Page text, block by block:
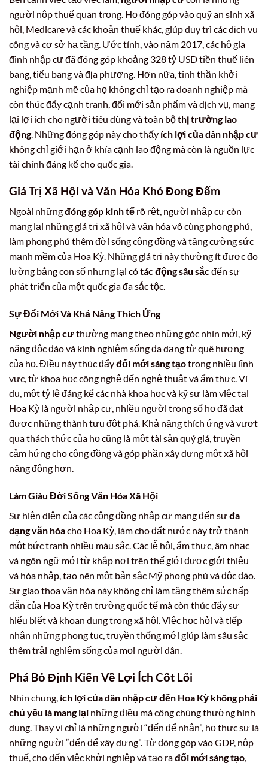
người nộp thuế quan trọng. Họ đóng góp vào quỹ an sinh xã
hội, Medicare và các khoản thuế khác, giúp duy trì các dịch vụ
công và cơ sở hạ tầng. Ước tính, vào năm 2017, các hộ gia
đình nhập cư đã đóng góp khoảng 328 tỷ USD tiền thuế liên
bang, tiểu bang và địa phương. Hơn nữa, tinh thần khởi
nghiệp mạnh mẽ của họ không chỉ tạo ra doanh nghiệp mà
còn thúc đẩy cạnh tranh, đổi mới sản phẩm và dịch vụ, mang
lại lợi ích cho người tiêu dùng và toàn bộthị trường lao
động. Những đóng góp này cho thấy ích lợi của dân nhập cư
không chỉ giới hạn ở khía cạnh lao động mà còn là nguồn lực
tài chính đáng kể cho quốc gia.
Giá Trị Xã Hội và Văn Hóa Khó Đong Đếm
Ngoài nhữngđóng góp kinh tế rõ rệt, người nhập cư còn
mang lại những giá trị xã hội và văn hóa vô cùng phong phú,
làm phong phú thêm đời sống cộng đồng và tăng cường sức
mạnh mềm của Hoa Kỳ. Những giá trị này thường ít được đo
lường bằng con số nhưng lại cótác động sâu sắcđến sự
phát triển của một quốc gia đa sắc tộc.
Sự Đổi Mới Và Khả Năng Thích Ứng
Người nhập cưthường mang theo những góc nhìn mới, kỹ
năng độc đáo và kinh nghiệm sống đa dạng từ quê hương
của họ. Điều này thúc đẩyđổi mới sáng tạotrong nhiều lĩnh
vực, từ khoa học công nghệ đến nghệ thuật và ẩm thực. Ví
dụ, một tỷ lệ đáng kể các nhà khoa học và kỹ sư làm việc tại
Hoa Kỳ là người nhập cư, nhiều người trong số họ đã đạt
được những thành tựu đột phá. Khả năng thích ứng và vượt
qua thách thức của họ cũng là một tài sản quý giá, truyền
cảm hứng cho cộng đồng và góp phần xây dựng một xã hội
năng động hơn.
Làm Giàu Đời Sống Văn Hóa Xã Hội
Sự hiện diện của các cộng đồng nhập cư mang đến sựđa
dạng văn hóacho Hoa Kỳ, làm cho đất nước này trở thành
một bức tranh nhiều màu sắc. Các lễ hội, ẩm thực, âm nhạc
và ngôn ngữ mới từ khắp nơi trên thế giới được giới thiệu
và hòa nhập, tạo nên một bản sắc Mỹ phong phú và độc đáo.
Sự giao thoa văn hóa này không chỉ làm tăng thêm sức hấp
dẫn của Hoa Kỳ trên trường quốc tế mà còn thúc đẩy sự
hiểu biết và khoan dung trong xã hội. Việc học hỏi và tiếp
nhận những phong tục, truyền thống mới giúp làm sâu sắc
thêm trải nghiệm sống của mọi người dân.
Phá Bỏ Định Kiến Về Lợi Ích Cốt Lõi
Nhìn chung, ích lợi của dân nhập cư đến Hoa Kỳ không phải
chủ yếu là mang lại những điều mà công chúng thường hình
dung. Thay vì chỉ là những người “đến để nhận”, họ thực sự là
những người “đến để xây dựng”. Từ đóng góp vào GDP, nộp
thuế, cho đến việc khởi nghiệp và tạo rađổi mới sáng tạo,